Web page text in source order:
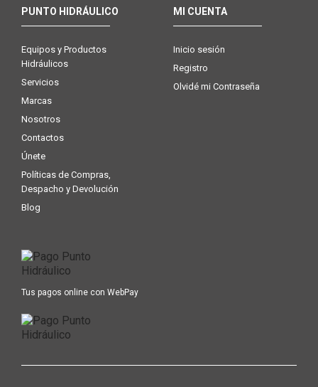
PUNTO HIDRÁULICO
Equipos y Productos
Hidráulicos
Servicios
Marcas
Nosotros
Contactos
Únete
Políticas de Compras,
Despacho y Devolución
Blog
MI CUENTA
Inicio sesión
Registro
Olvidé mi Contraseña
Tus pagos online con WebPay